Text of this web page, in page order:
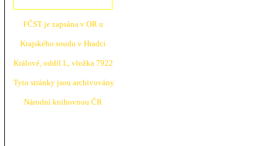
FČST je zapsána v OR u
Krajského soudu v Hradci
Králové, oddíl L, vložka 7922
Tyto stránky jsou archivovány
Národní knihovnou ČR